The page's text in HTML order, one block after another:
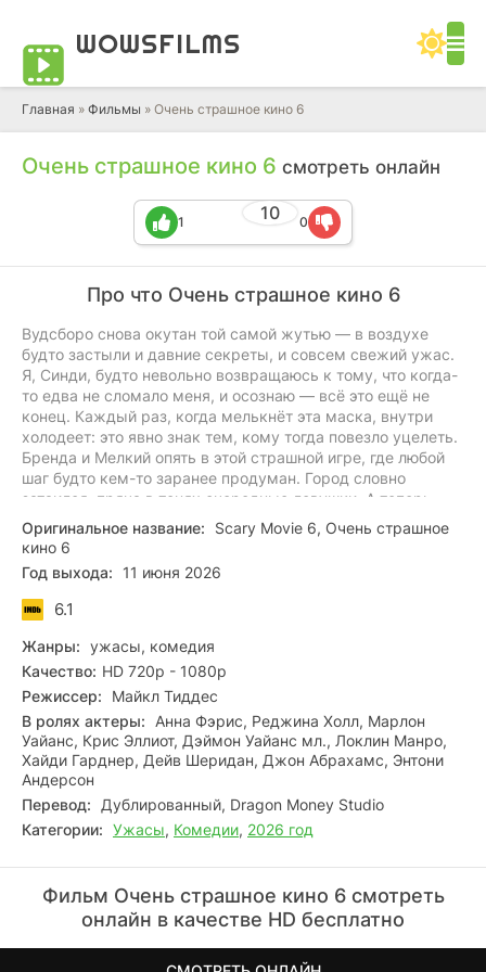
WOWSFILMS
Главная » Фильмы » Очень страшное кино 6
Очень страшное кино 6 смотреть онлайн
10
1 0
Про что Очень страшное кино 6
Вудсборо снова окутан той самой жутью — в воздухе
будто застыли и давние секреты, и совсем свежий ужас.
Я, Синди, будто невольно возвращаюсь к тому, что когда-
то едва не сломало меня, и осознаю — всё это ещё не
конец. Каждый раз, когда мелькнёт эта маска, внутри
холодеет: это явно знак тем, кому тогда повезло уцелеть.
Бренда и Мелкий опять в этой страшной игре, где любой
шаг будто кем-то заранее продуман. Город словно
затаился, пряча в тенях очередные ловушки. А теперь
ещё и эти подражатели лезут со своими изощрёнными
выходками — давят на нервы, пугают до дрожи. Я уже и
странные фигуры, а в трубке либо мёртвая тишина, либо
безумные слова. И вот уже маски сброшены, а убийца —
совсем рядом, почти касается меня.
Оригинальное название:
Scary Movie 6, Очень страшное
кино 6
Год выхода:
11 июня 2026
6.1
Жанры: ужасы, комедия
Качество: HD 720p - 1080p
Режиссер:
Майкл Тиддес
В ролях актеры:
Анна Фэрис, Реджина Холл, Марлон
Уайанс, Крис Эллиот, Дэймон Уайанс мл., Локлин Манро,
Хайди Гарднер, Дейв Шеридан, Джон Абрахамс, Энтони
Андерсон
Перевод:
Дублированный, Dragon Money Studio
Категории: Ужасы, Комедии, 2026 год
Фильм Очень страшное кино 6 смотреть
онлайн в качестве HD бесплатно